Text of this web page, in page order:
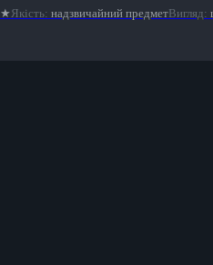
★Якість: надзвичайний предметВигляд: